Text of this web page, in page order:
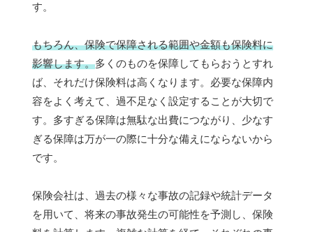
す。
もちろん、保険で保障される範囲や金額も保険料に
影響します。多くのものを保障してもらおうとすれ
ば、それだけ保険料は高くなります。必要な保障内
容をよく考えて、過不足なく設定することが大切で
す。多すぎる保障は無駄な出費につながり、少なす
ぎる保障は万が一の際に十分な備えにならないから
です。
保険会社は、過去の様々な事故の記録や統計データ
を用いて、将来の事故発生の可能性を予測し、保険